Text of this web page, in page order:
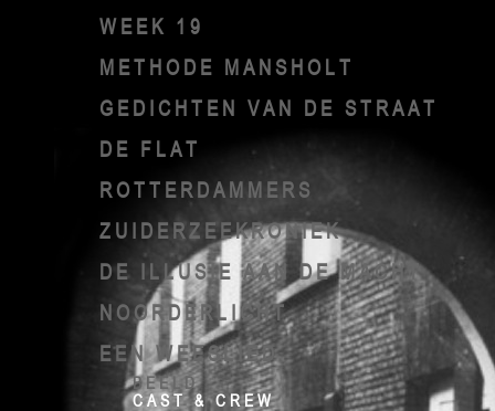
WEEK 19
METHODE MANSHOLT
GEDICHTEN VAN DE STRAAT
DE FLAT
ROTTERDAMMERS
ZUIDERZEEKRONIEK
DE ILLUSIE AAN DE MACHT
NOORDERLICHT
EEN WEESLIED
BEELD
CAST & CREW